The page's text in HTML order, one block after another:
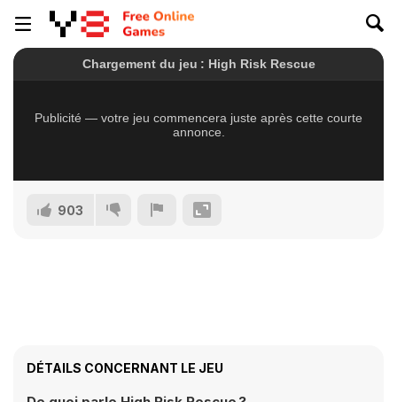
903
DÉTAILS CONCERNANT LE JEU